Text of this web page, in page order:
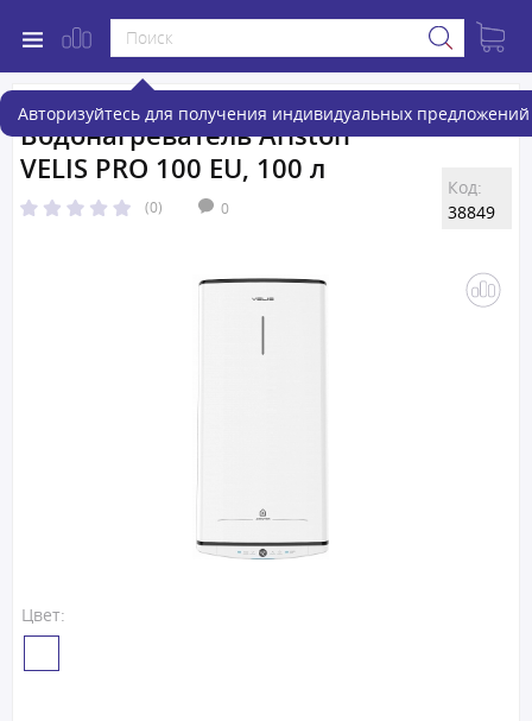
Авторизуйтесь для получения индивидуальных предложений
Водонагреватель Ariston
VELIS PRO 100 EU, 100 л
(0) 0
Код:
38849
Цвет: